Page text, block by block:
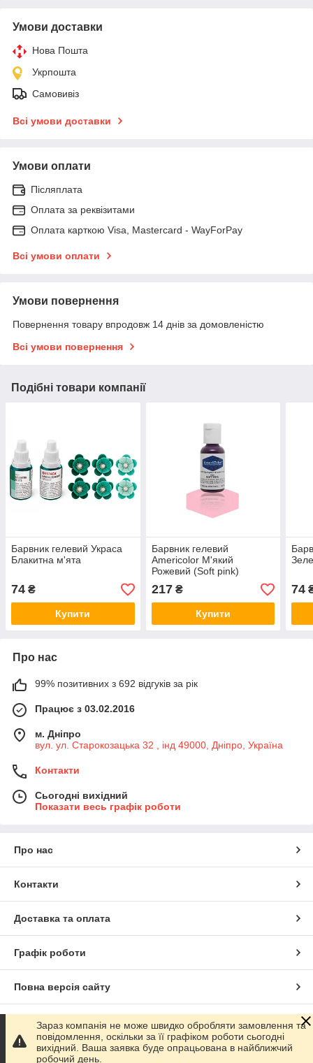
Умови доставки
Нова Пошта
Укрпошта
Самовивіз
Всі умови доставки
Умови оплати
Післяплата
Оплата за реквізитами
Оплата карткою Visa, Mastercard - WayForPay
Всі умови оплати
Умови повернення
Повернення товару впродовж 14 днів за домовленістю
Всі умови повернення
Подібні товари компанії
Барвник гелевий Украса
Блакитна м'ята
74 ₴
Купити
Барвник гелевий
Americolor М'який
Рожевий (Soft pink)
217₴
Купити
74
Про нас
99% позитивних з 692 відгуків за рік
Працює з 03.02.2016
м. Дніпро
вул. ул. Старокозацька 32 , інд 49000, Дніпро, Україна
Контакти
Сьогодні вихідний
Показати весь графік роботи
Про нас
Контакти
Доставка та оплата
Графік роботи
Повна версія сайту
Сайт створено на маркетплейсіProm.ua
Політика конфіденційності
Зараз компанія не може швидко обробляти замовлення та
повідомлення, оскільки за її графіком роботи сьогодні
вихідний. Ваша заявка буде опрацьована в найближчий
робочий день.